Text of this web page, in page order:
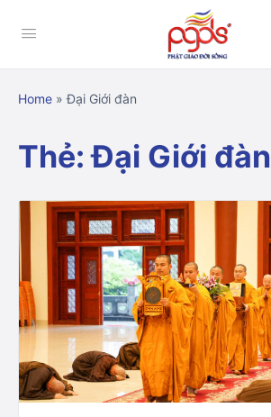
Home »Đại Giới đàn
Thẻ:Đại Giới đàn